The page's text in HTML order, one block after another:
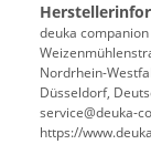
deuka companion
Nordrhein-
Düsseldorf,
service@deuka-
https://